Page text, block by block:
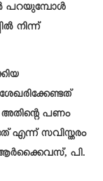
പറയുമ്പോൾ
നിന്ന്
പണം
എന്ന് സവിസ്തരം
ആർക്കൈവസ്, പി.